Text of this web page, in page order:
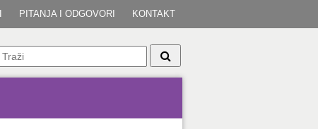
PITANJA I ODGOVORI KONTAKT